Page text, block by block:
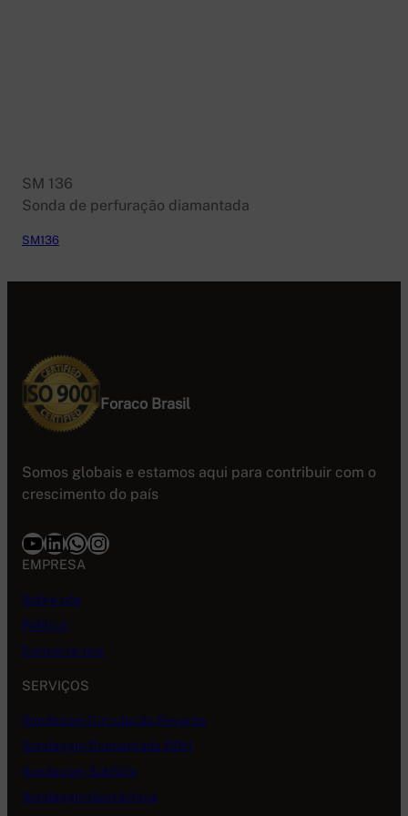
SM 136
Sonda de perfuração diamantada
SM136
Foraco Brasil
Somos globais e estamos aqui para contribuir com o
crescimento do país
Youtube LinkedIn WhatsApp Instagram
EMPRESA
Sobre nós
Política
Contacte-nos
SERVIÇOS
Sondagem Circulação Reversa
Sondagem Diamantada DDH
Sondagem SubSolo
Sondagem Geotécnica